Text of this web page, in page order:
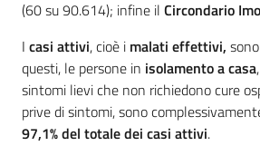
(60 su 90.614); infine il Circondario
I casi attivi, cioè i malati effettivi,
questi, le persone in isolamento a casa
sintomi lievi che non richiedono cure
prive di sintomi, sono
97,1% del totale dei casi attivi.